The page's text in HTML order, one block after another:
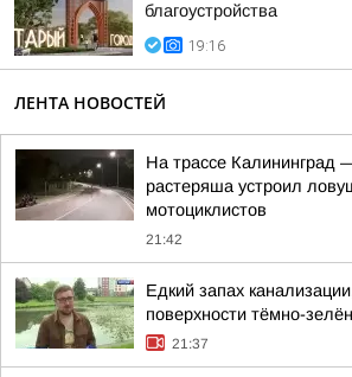
благоустройства
19:16
ЛЕНТА НОВОСТЕЙ
На трассе Калининград
растеряша устроил
мотоциклистов
21:42
Едкий запах
поверхности тёмно-
21:37